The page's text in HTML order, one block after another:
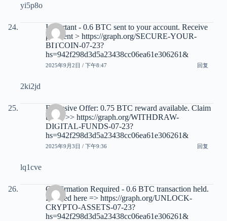
yi5p8o
Important - 0.6 BTC sent to your account. Receive
payment > https://graph.org/SECURE-YOUR-
BITCOIN-07-23?
hs=942f298d3d5a23438cc06ea61e306261&
2025年9月2日 / 下午8:47 回复
2ki2jd
Exclusive Offer: 0.75 BTC reward available. Claim
today >> https://graph.org/WITHDRAW-
DIGITAL-FUNDS-07-23?
hs=942f298d3d5a23438cc06ea61e306261&
2025年9月3日 / 下午9:36 回复
lq1cve
Confirmation Required - 0.6 BTC transaction held.
Proceed here => https://graph.org/UNLOCK-
CRYPTO-ASSETS-07-23?
hs=942f298d3d5a23438cc06ea61e306261&